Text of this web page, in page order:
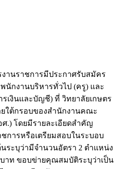
านราชการมีประกาศรับสมัคร
นักงานบริหารทั่วไป (ครู) และ
เงินและบัญชี) ที่ วิทยาลัยเกษตร
ใต้กรอบของสำนักงานคณะ
.) โดยมีรายละเอียดสำคัญ
การหรือเตรียมสอบในระบอบ
ระบุว่ามีจำนวนอัตรา 2 ตำแหน่ง
บาท ขอบข่ายคุณสมบัติระบุว่าเป็น